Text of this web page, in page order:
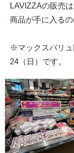
LAVIZZAの販売
商品が手に入るの
※マックスバリュ
24（日）です。